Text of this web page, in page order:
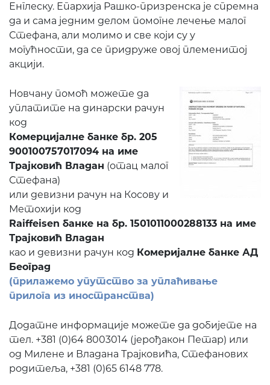
Енглеску. Епархија Рашко-призренска је спремна
да и сама једним делом помогне лечење малог
Стефана, али молимо и све који су у
могућности, да се придруже овој племенитој
акцији.
Новчану помоћ можете да
уплатите на динарски рачун
код
Комерцијалне банке бр. 205
900100757017094 на име
Трајковић Владан (отац малог
Стефана)
или девизни рачун на Косову и
Метохији код
Raiffeisen банке на бр. 1501011000288133 на име
Трајковић Владан
као и девизни рачун код Комеријалне банке АД
Београд
(прилажемо упутство за уплаћивање
прилога из иностранства)
Додатне информације можете да добијете на
тел. +381 (0)64 8003014 (јерођакон Петар) или
од Милене и Владана Трајковића, Стефанових
родитеља, +381 (0)65 6148 778.